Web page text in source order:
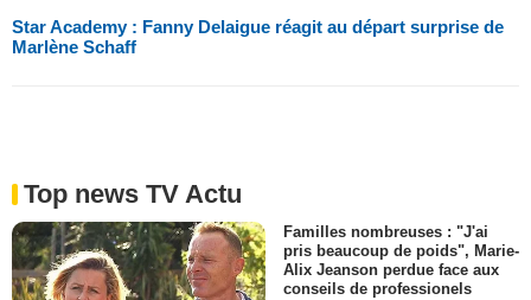
Star Academy : Fanny Delaigue réagit au départ surprise de
Marlène Schaff
Top news TV Actu
Familles nombreuses : "J'ai
pris beaucoup de poids", Marie-
Alix Jeanson perdue face aux
conseils de professionels